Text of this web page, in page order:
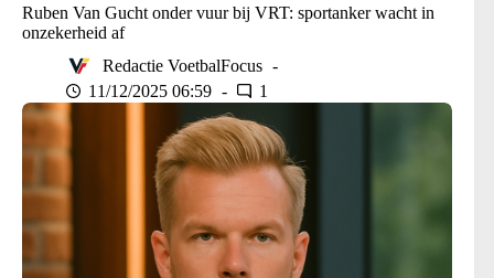
Ruben Van Gucht onder vuur bij VRT: sportanker wacht in
onzekerheid af
Redactie VoetbalFocus
11/12/2025 06:59
1